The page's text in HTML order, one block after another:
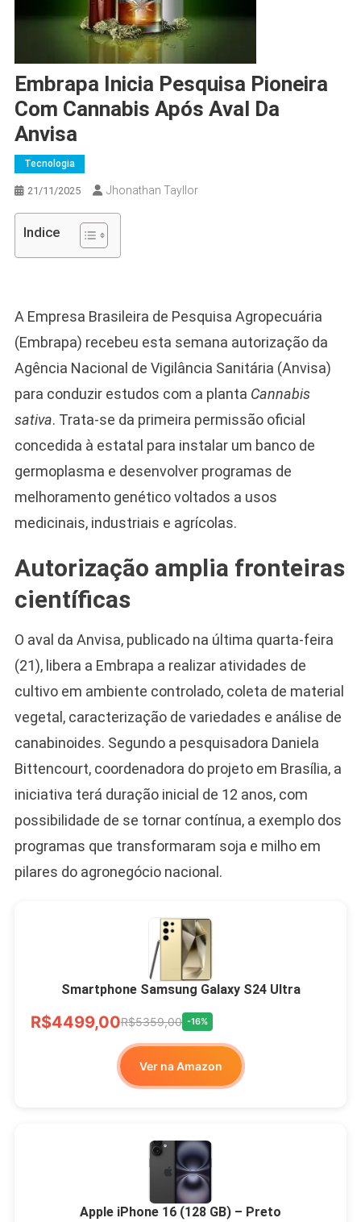
Embrapa Inicia Pesquisa Pioneira
Com Cannabis Após Aval Da
Anvisa
Tecnologia
21/11/2025 Jhonathan Tayllor
Indice
A Empresa Brasileira de Pesquisa Agropecuária
(Embrapa) recebeu esta semana autorização da
Agência Nacional de Vigilância Sanitária (Anvisa)
para conduzir estudos com a planta Cannabis
sativa. Trata-se da primeira permissão oficial
concedida à estatal para instalar um banco de
germoplasma e desenvolver programas de
melhoramento genético voltados a usos
medicinais, industriais e agrícolas.
Autorização amplia fronteiras
científicas
O aval da Anvisa, publicado na última quarta-feira
(21), libera a Embrapa a realizar atividades de
cultivo em ambiente controlado, coleta de material
vegetal, caracterização de variedades e análise de
canabinoides. Segundo a pesquisadora Daniela
Bittencourt, coordenadora do projeto em Brasília, a
iniciativa terá duração inicial de 12 anos, com
possibilidade de se tornar contínua, a exemplo dos
programas que transformaram soja e milho em
pilares do agronegócio nacional.
Smartphone Samsung Galaxy S24 Ultra
R$4499,00R$5359,00 -16%
Ver na Amazon
Apple iPhone 16 (128 GB) – Preto